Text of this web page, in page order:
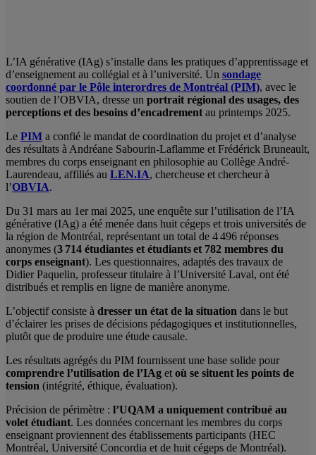
L’IA générative (IAg) s’installe dans les pratiques d’apprentissage et
d’enseignement au collégial et à l’université. Un sondage
coordonné par le Pôle interordres de Montréal (PIM), avec le
soutien de l’OBVIA, dresse un portrait régional des usages, des
perceptions et des besoins d’encadrement au printemps 2025.
Le PIM a confié le mandat de coordination du projet et d’analyse
des résultats à Andréane Sabourin-Laflamme et Frédérick Bruneault,
membres du corps enseignant en philosophie au Collège André-
Laurendeau, affiliés au LEN.IA, chercheuse et chercheur à
l’OBVIA.
Du 31 mars au 1er mai 2025, une enquête sur l’utilisation de l’IA
générative (IAg) a été menée dans huit cégeps et trois universités de
la région de Montréal, représentant un total de 4 496 réponses
anonymes (3 714 étudiantes et étudiants et 782 membres du
corps enseignant). Les questionnaires, adaptés des travaux de
Didier Paquelin, professeur titulaire à l’Université Laval, ont été
distribués et remplis en ligne de manière anonyme.
L’objectif consiste à dresser un état de la situation dans le but
d’éclairer les prises de décisions pédagogiques et institutionnelles,
plutôt que de produire une étude causale.
Les résultats agrégés du PIM fournissent une base solide pour
comprendre l’utilisation de l’IAg etoù se situent les points de
tension (intégrité, éthique, évaluation).
Précision de périmètre : l’UQAM a uniquement contribué au
volet étudiant. Les données concernant les membres du corps
enseignant proviennent des établissements participants (HEC
Montréal, Université Concordia et de huit cégeps de Montréal).